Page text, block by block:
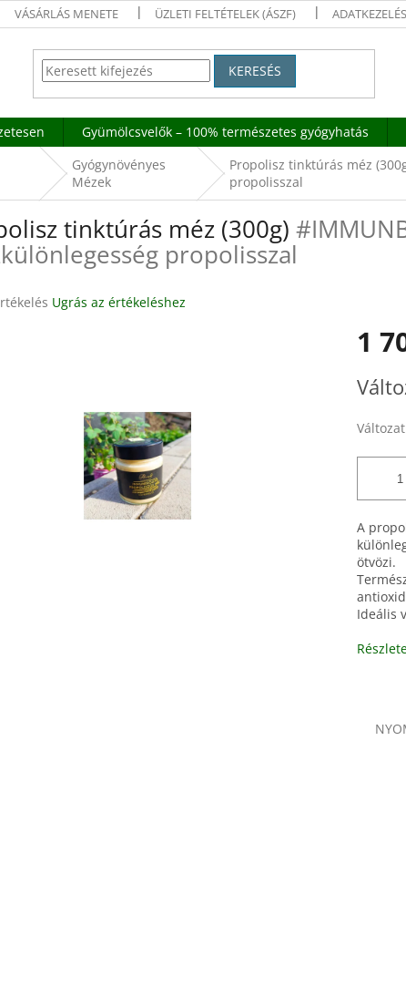
VÁSÁRLÁS MENETE ÜZLETI FELTÉTELEK (ÁSZF)
KERESÉS
Gyümölcsvelők – 100% természetes gyógyhatás
Gyógynövényes
Mézek
Propolisz tinktúrás méz
propolisszal
tinktúrás méz (300g)
propolisszal
Ugrás az értékeléshez
1
Változat
A
ötvözi.
Ideális